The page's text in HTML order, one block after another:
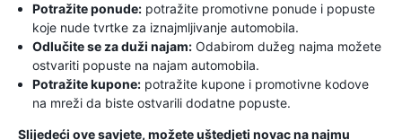
Potražite ponude: potražite promotivne ponude i popuste
koje nude tvrtke za iznajmljivanje automobila.
Odlučite se za duži najam: Odabirom dužeg najma možete
ostvariti popuste na najam automobila.
Potražite kupone: potražite kupone i promotivne kodove
na mreži da biste ostvarili dodatne popuste.
Slijedeći ove savjete, možete uštedjeti novac na najmu